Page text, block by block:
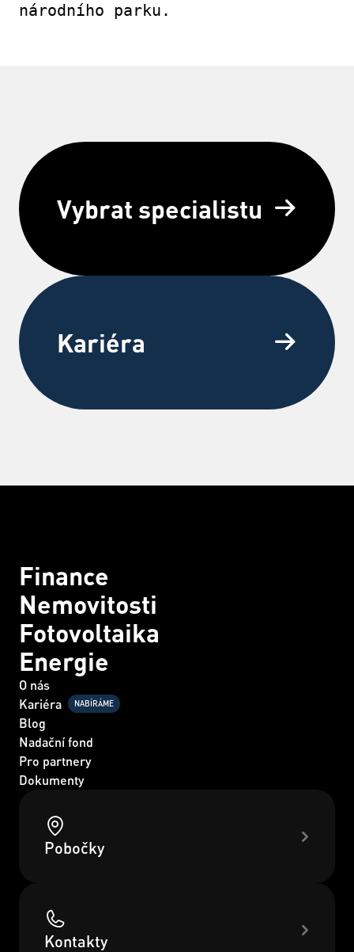
národního parku.
Vybrat specialistu
Kariéra
Finance
Nemovitosti
Fotovoltaika
Energie
O nás
Kariéra
NABÍRÁME
Blog
Nadační fond
Pro partnery
Dokumenty
Pobočky
Kontakty